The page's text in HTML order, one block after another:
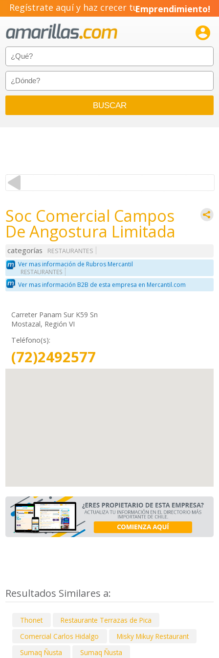
Regístrate aquí y haz crecer tuEmprendimiento!

Soc Comercial Campos
De Angostura Limitada
categorías
RESTAURANTES
Ver mas información de Rubros Mercantil
RESTAURANTES
Ver mas información B2B de esta empresa en Mercantil.com
Carreter Panam Sur K59 Sn
Mostazal, Región VI
Teléfono(s):
(72)2492577
Resultados Similares a:
Thonet
Restaurante Terrazas de Pica
Comercial Carlos Hidalgo
Misky Mikuy Restaurant
Sumaq Ñusta
Sumaq Ñusta